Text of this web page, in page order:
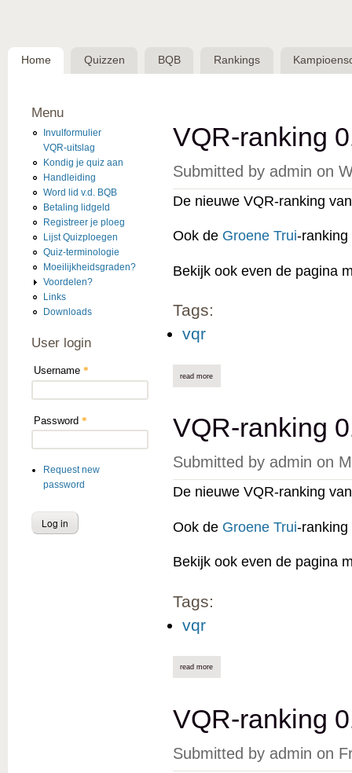
Belgische
QuizBond
vzw
Home Quizzen BQB Rankings
VQR-ranking
Submitted by admin on
De nieuwe VQR-ranking
Ook de Groene Trui-
Bekijk ook even de pagina
Tags:
vqr
read more
VQR-ranking
Submitted by admin on
De nieuwe VQR-ranking
Ook de Groene Trui-
Bekijk ook even de pagina
Tags:
vqr
read more
VQR-ranking
Submitted by admin on
Menu
Invulformulier
VQR-uitslag
Kondig je quiz aan
Handleiding
Word lid v.d. BQB
Betaling lidgeld
Registreer je ploeg
Lijst Quizploegen
Quiz-terminologie
Moeilijkheidsgraden?
Voordelen?
Links
Downloads
User login
Username *
Password *
Request new
password